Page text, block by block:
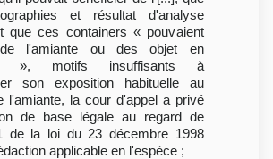
et résultat d'analyse
que ces containers « pouvaient
l'amiante ou des objet en
», motifs insuffisants à
son exposition habituelle au
l'amiante, la cour d'appel a privé
de base légale au regard de
de la loi du 23 décembre 1998
applicable en l'espèce ;